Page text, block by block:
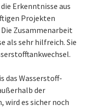
Erkenntnisse aus
Projekten
Zusammenarbeit
als sehr hilfreich. Sie
das Wasserstoff-
der
wird es sicher noch